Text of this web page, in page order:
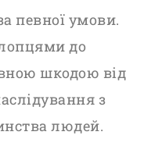
певної умови.
до
шкодою від
з
людей.